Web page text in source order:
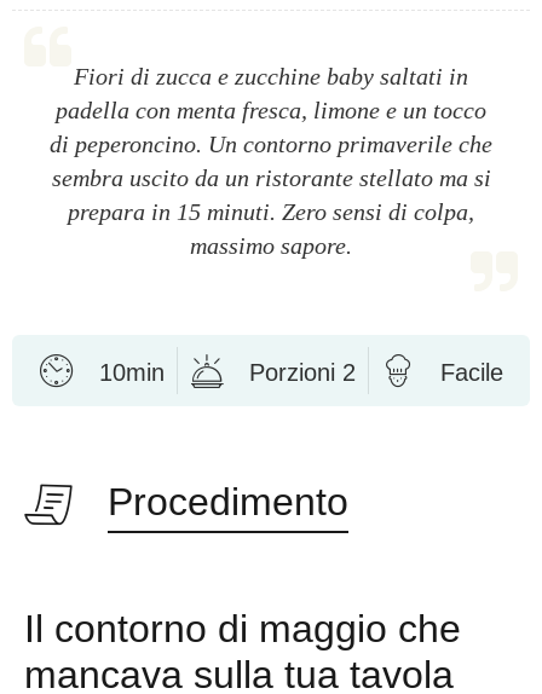
Fiori di zucca e zucchine baby saltati in
padella con menta fresca, limone e un tocco
di peperoncino. Un contorno primaverile che
sembra uscito da un ristorante stellato ma si
prepara in 15 minuti. Zero sensi di colpa,
massimo sapore.
10min Porzioni 2 Facile
Procedimento
Il contorno di maggio che
mancava sulla tua tavola